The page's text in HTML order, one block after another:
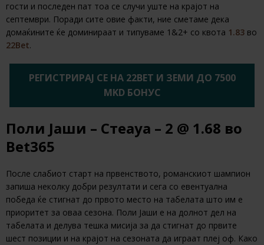
гости и последен пат тоа се случи уште на крајот на
септември. Поради сите овие факти, ние сметаме дека
домаќините ќе доминираат и типуваме 1&2+ со квота 1.83 во
22Bet.
РЕГИСТРИРАЈ СЕ НА 22BET И ЗЕМИ ДО 7500
MKD БОНУС
Поли Јаши – Стеауа – 2 @ 1.68 во
Bet365
После слабиот старт на првенството, романскиот шампион
запиша неколку добри резултати и сега со евентуална
победа ќе стигнат до првото место на табелата што им е
приоритет за оваа сезона. Поли Јаши е на долнот дел на
табелата и делува тешка мисија за да стигнат до првите
шест позиции и на крајот на сезоната да играат плеј оф. Како